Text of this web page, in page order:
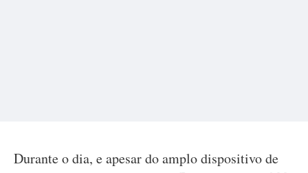
Durante o dia, e apesar do amplo dispositivo de